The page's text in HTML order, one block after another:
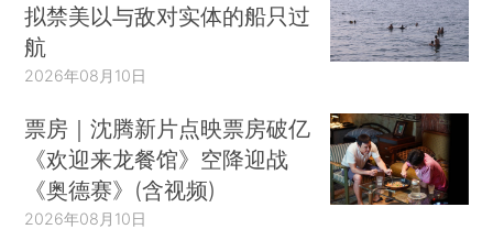
拟禁美以与敌对实体的船只过
航
2026年08月10日
票房｜沈腾新片点映票房破亿
《欢迎来龙餐馆》空降迎战
《奥德赛》(含视频)
2026年08月10日